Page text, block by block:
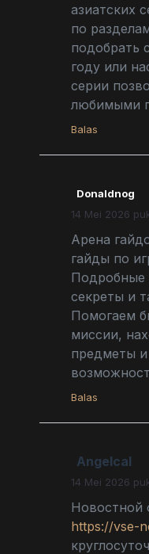
азиатских
по
подобрать
году или
серии
любимыми
Balas
Donaldnog
14 Mei 2026
Арена
гайды по
Подробные
секреты и
Помогаем
миссии,
предметы
Balas
Angelcal
14 Mei 2026
Новостной
https://vse-